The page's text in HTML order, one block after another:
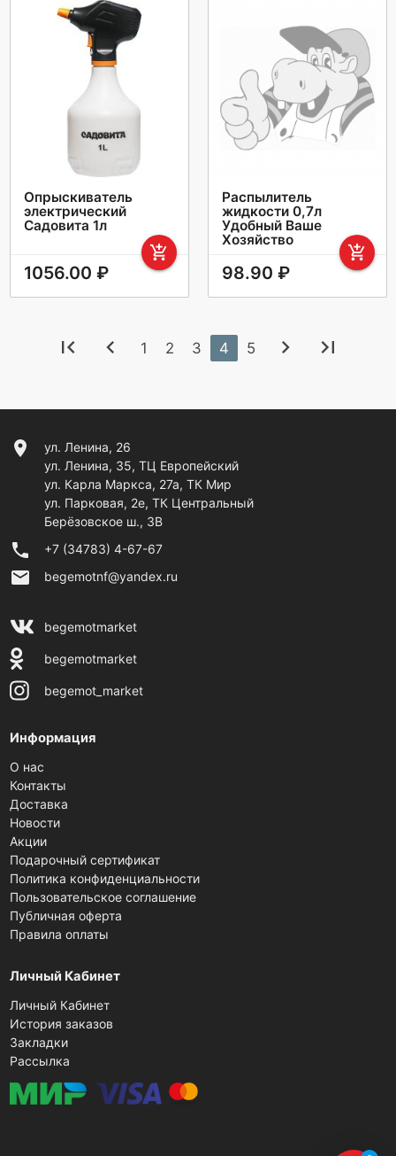
Опрыскиватель
электрический
Садовита 1л
add_shopping_cart
1056.00 ₽
Распылитель
жидкости 0,7л
Удобный Ваше
Хозяйство
add_shopping_cart
98.90 ₽
first_page chevron_left 1 2 3 4 5 chevron_right last_page
location_on
ул. Ленина, 26
ул. Ленина, 35, ТЦ Европейский
ул. Карла Маркса, 27а, ТК Мир
ул. Парковая, 2е, ТК Центральный
Берёзовское ш., 3В
phone +7 (34783) 4-67-67
email begemotnf@yandex.ru
begemotmarket
begemotmarket
begemot_market
Информация
О нас
Контакты
Доставка
Новости
Акции
Подарочный сертификат
Политика конфиденциальности
Пользовательское соглашение
Публичная оферта
Правила оплаты
Личный Кабинет
Личный Кабинет
История заказов
Закладки
Рассылка